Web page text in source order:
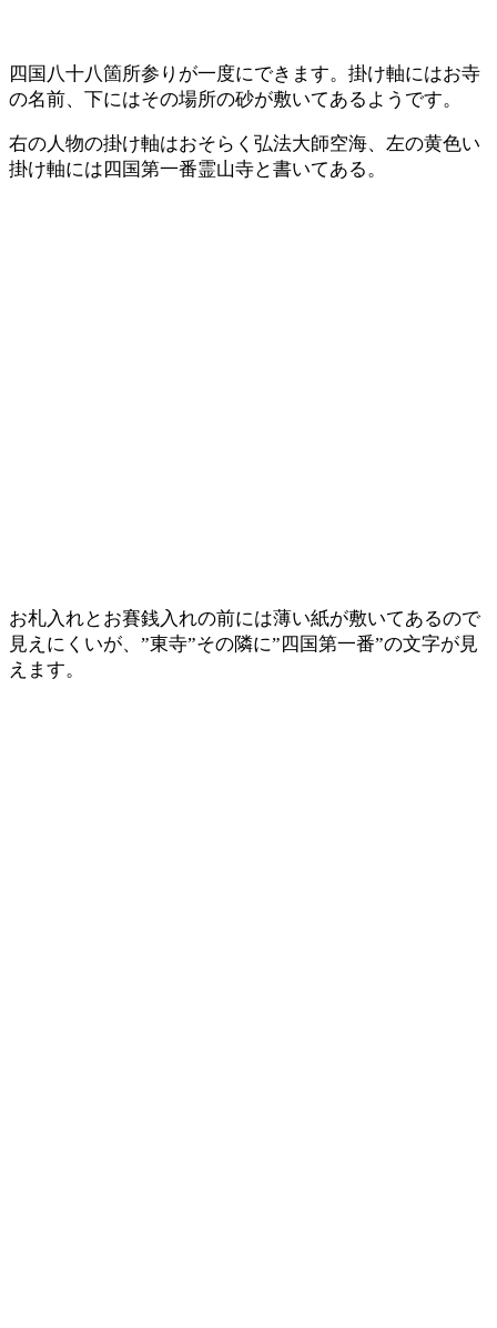
四国八十八箇所参りが一度にできます。掛け軸にはお寺
の名前、下にはその場所の砂が敷いてあるようです。
右の人物の掛け軸はおそらく弘法大師空海、左の黄色い
掛け軸には四国第一番霊山寺と書いてある。
お札入れとお賽銭入れの前には薄い紙が敷いてあるので
見えにくいが、”東寺”その隣に”四国第一番”の文字が見
えます。